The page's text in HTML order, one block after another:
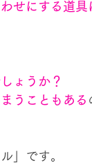
せにする道具
ょうか？
うこともある
」です。